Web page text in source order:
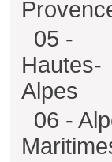
05 -
Hautes-
Alpes
06 -